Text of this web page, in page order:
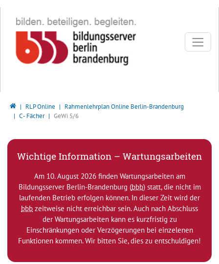
Bildungsserver Berlin - Brandenburg
RLP Online
Rahmenlehrplan Online Berlin-Brandenburg
C - Fächer
GeWi 5/6
Wichtige Information – Wartungsarbeiten
Am 10. August 2026 finden Wartungsarbeiten am
Bildungsserver Berlin-Brandenburg (bbb) statt, die nicht im
laufenden Betrieb erfolgen können. In dieser Zeit wird der
bbb zeitweise nicht erreichbar sein. Auch nach Abschluss
der Wartungsarbeiten kann es kurzfristig zu
Einschränkungen oder Verzögerungen bei einzelenen
Funktionen kommen. Wir bitten Sie, dies zu entschuldigen!